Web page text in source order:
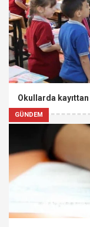
GÜNDEM
Okullarda